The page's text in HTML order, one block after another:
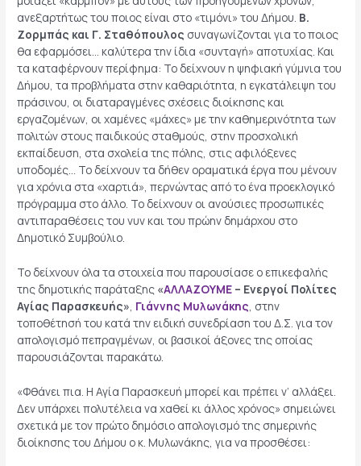
ανεξαρτήτως του ποιος είναι στο «τιμόνι» του Δήμου. Β.
Ζορμπάς και Γ. Σταθόπουλος συναγωνίζονται για το ποιος
θα εφαρμόσει… καλύτερα την ίδια «συνταγή» αποτυχίας. Και
τα καταφέρνουν περίφημα: Το δείχνουν η ψηφιακή γύμνια του
Δήμου, τα προβλήματα στην καθαριότητα, η εγκατάλειψη του
πράσινου, οι διαταραγμένες σχέσεις διοίκησης και
εργαζομένων, οι χαμένες «μάχες» με την καθημερινότητα των
πολιτών στους παιδικούς σταθμούς, στην προσχολική
εκπαίδευση, στα σχολεία της πόλης, στις αφιλόξενες
υποδομές… Το δείχνουν τα δήθεν οραματικά έργα που μένουν
για χρόνια στα «χαρτιά», περνώντας από το ένα προεκλογικό
πρόγραμμα στο άλλο. Το δείχνουν οι ανούσιες προσωπικές
αντιπαραθέσεις του νυν και του πρώην δημάρχου στο
Δημοτικό Συμβούλιο.
Το δείχνουν όλα τα στοιχεία που παρουσίασε ο επικεφαλής
της δημοτικής παράταξης «ΑΛΛΑΖΟΥΜΕ – Ενεργοί Πολίτες
Αγίας Παρασκευής», Γιάννης Μυλωνάκης, στην
τοποθέτησή του κατά την ειδική συνεδρίαση του Δ.Σ. για τον
απολογισμό πεπραγμένων, οι βασικοί άξονες της οποίας
παρουσιάζονται παρακάτω.
«Φθάνει πια. Η Αγία Παρασκευή μπορεί και πρέπει ν’ αλλάξει.
Δεν υπάρχει πολυτέλεια να χαθεί κι άλλος χρόνος» σημειώνει
σχετικά με τον πρώτο δημόσιο απολογισμό της σημερινής
διοίκησης του Δήμου ο κ. Μυλωνάκης, για να προσθέσει: